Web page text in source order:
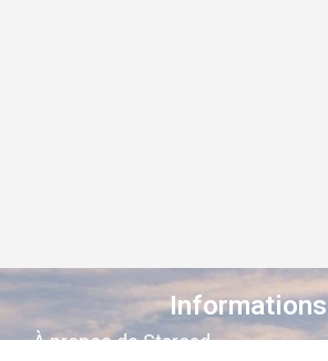
Informations
À propos de Staroad